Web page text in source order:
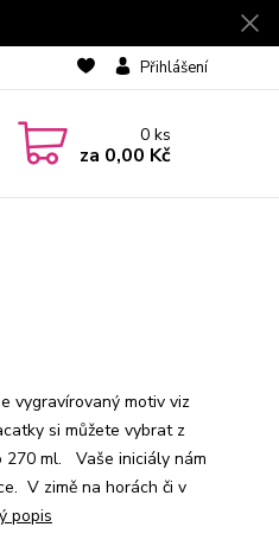
Přihlášení
0ks
za 0,00 Kč
vygravírovaný motiv viz
si můžete vybrat z
270 ml. Vaše iniciály nám
V zimě na horách či v
popis